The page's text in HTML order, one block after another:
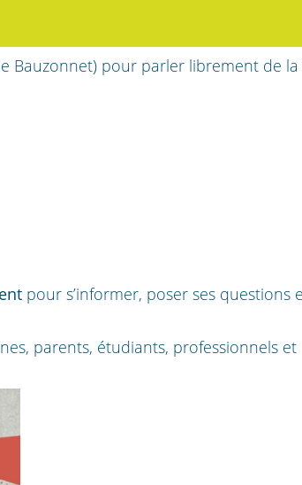
Bauzonnet) pour parler librement de la
pour s’informer, poser ses questions
parents, étudiants, professionnels et